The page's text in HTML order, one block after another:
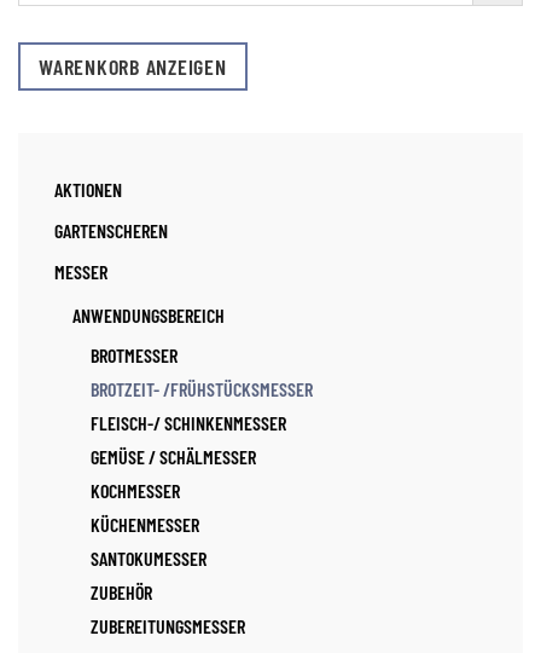
WARENKORB ANZEIGEN
AKTIONEN
GARTENSCHEREN
MESSER
ANWENDUNGSBEREICH
BROTMESSER
BROTZEIT- /FRÜHSTÜCKSMESSER
FLEISCH-/ SCHINKENMESSER
GEMÜSE / SCHÄLMESSER
KOCHMESSER
KÜCHENMESSER
SANTOKUMESSER
ZUBEHÖR
ZUBEREITUNGSMESSER